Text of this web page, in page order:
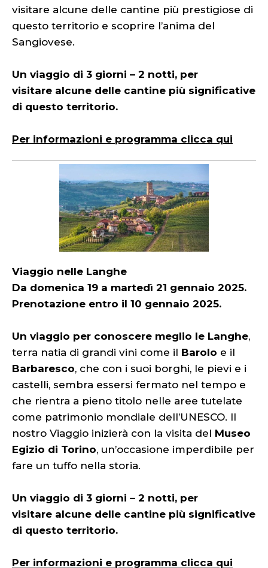
visitare alcune delle cantine più prestigiose di
questo territorio e scoprire l’anima del
Sangiovese.
Un viaggio di 3 giorni – 2 notti, per
visitare alcune delle cantine più significative
di questo territorio.
Per informazioni e programma clicca qui
Viaggio nelle Langhe
Da domenica 19 a martedì 21 gennaio 2025.
Prenotazione entro il 10 gennaio 2025.
Un viaggio per conoscere meglio le Langhe,
terra natia di grandi vini come il Barolo e il
Barbaresco, che con i suoi borghi, le pievi e i
castelli, sembra essersi fermato nel tempo e
che rientra a pieno titolo nelle aree tutelate
come patrimonio mondiale dell’UNESCO. Il
nostro Viaggio inizierà con la visita del Museo
Egizio di Torino, un’occasione imperdibile per
fare un tuffo nella storia.
Un viaggio di 3 giorni – 2 notti, per
visitare alcune delle cantine più significative
di questo territorio.
Per informazioni e programma clicca qui